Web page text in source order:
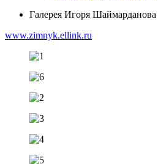
Галерея Игоря Шаймарданова
www.zimnyk.ellink.ru